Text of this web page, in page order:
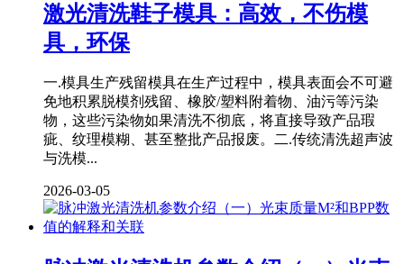
激光清洗鞋子模具：高效，不伤模
具，环保
一.模具生产残留模具在生产过程中，模具表面会不可避
免地积累脱模剂残留、橡胶/塑料附着物、油污等污染
物，这些污染物如果清洗不彻底，将直接导致产品瑕
疵、纹理模糊、甚至整批产品报废。二.传统清洗超声波
与洗模...
2026-03-05